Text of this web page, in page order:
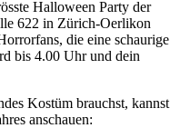
Halloween Party der
622 in Zürich-Oerlikon
die eine schaurige
bis 4.00 Uhr und dein
Kostüm brauchst, kannst
anschauen: